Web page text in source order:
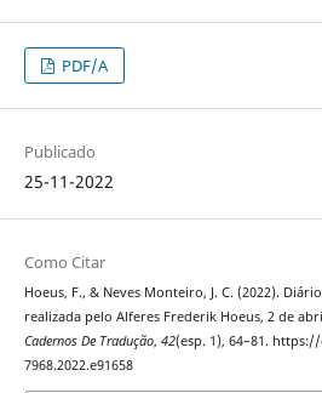
PDF/A
Publicado
25-11-2022
Como Citar
Hoeus, F., & Neves Monteiro, J. C. (2022).
realizada pelo Alferes Frederik Hoeus, 2 de
Cadernos De Tradução, 42(esp. 1), 64–81.
7968.2022.e91658